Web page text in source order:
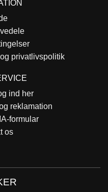
privatlivspolitik
ind her
reklamation
formular
os